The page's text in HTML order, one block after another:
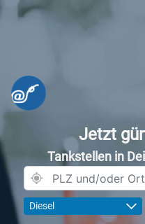
Jetzt
Tankstellen in
Diesel